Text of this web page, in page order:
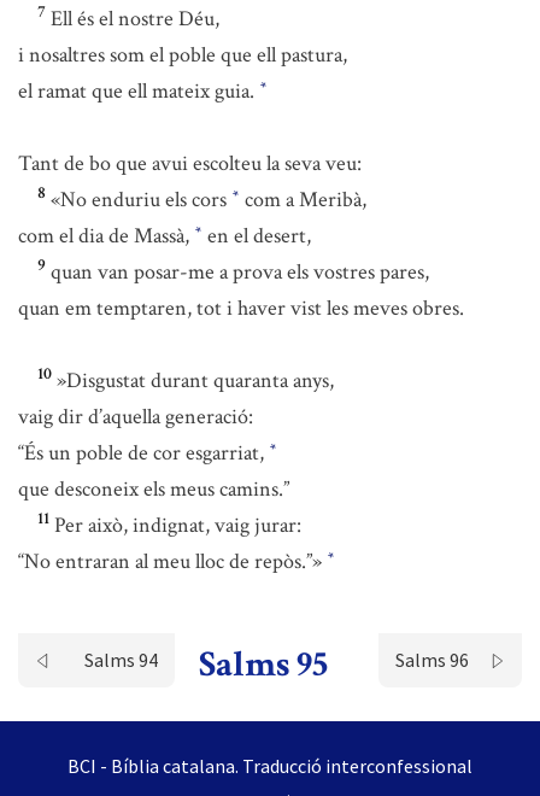
7 Ell és el nostre Déu,
i nosaltres som el poble que ell pastura,
el ramat que ell mateix guia. *
Tant de bo que avui escolteu la seva veu:
8 «No enduriu els cors * com a Meribà,
com el dia de Massà, * en el desert,
9 quan van posar-me a prova els vostres pares,
quan em temptaren, tot i haver vist les meves obres.
10 »Disgustat durant quaranta anys,
vaig dir d’aquella generació:
“És un poble de cor esgarriat, *
que desconeix els meus camins.”
11 Per això, indignat, vaig jurar:
“No entraran al meu lloc de repòs.”» *
Salms 94 Salms 95 Salms 96
BCI - Bíblia catalana. Traducció interconfessional